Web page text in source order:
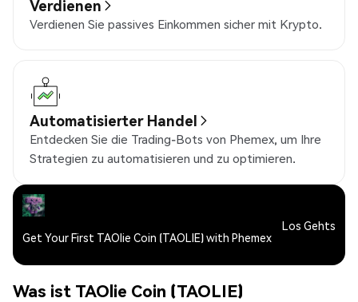
Verdienen
Verdienen Sie passives Einkommen sicher mit Krypto.
Automatisierter Handel
Entdecken Sie die Trading-Bots von Phemex, um Ihre
Strategien zu automatisieren und zu optimieren.
Get Your First TAOlie Coin (TAOLIE) with Phemex
Los Gehts
Was ist TAOlie Coin (TAOLIE)